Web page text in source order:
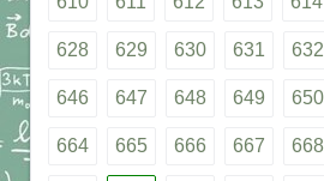
628 629 630 631 632
646 647 648 649 650
664 665 666 667 668